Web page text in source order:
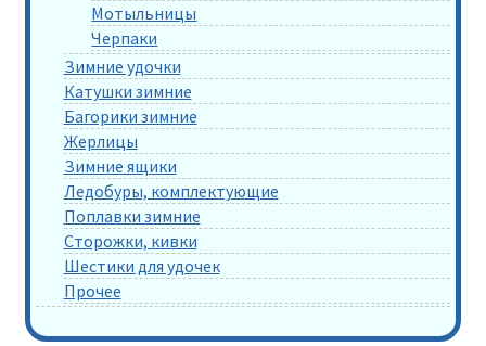
Мотыльницы
Черпаки
Зимние удочки
Катушки зимние
Багорики зимние
Жерлицы
Зимние ящики
Ледобуры, комплектующие
Поплавки зимние
Сторожки, кивки
Шестики для удочек
Прочее